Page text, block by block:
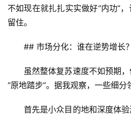
不如现在就扎扎实实做好“内功”
留住。
## 市场分化：谁在逆势增长？
虽然整体复苏速度不如预期
“原地踏步”。据我观察，一些细分
首先是小众目的地和深度体